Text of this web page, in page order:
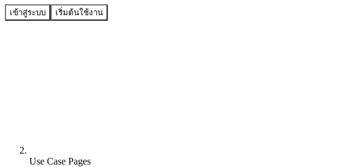
เข้าสู่ระบบ เริ่มต้นใช้งาน
Use Case Pages